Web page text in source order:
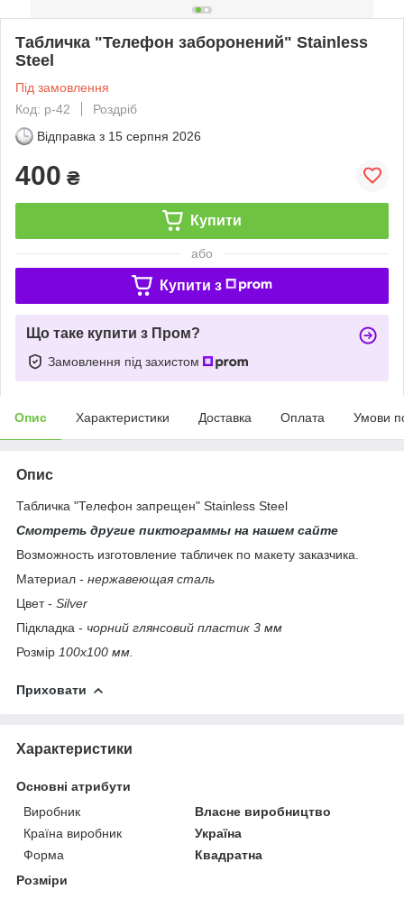
Табличка "Телефон заборонений" Stainless
Steel
Під замовлення
Код: p-42
Роздріб
Відправка з 15 серпня 2026
400 ₴
Купити
або
Купити з
Що таке купити з Пром?
Замовлення під захистом
Опис Характеристики Доставка Оплата Умови
Опис
Табличка "Телефон запрещен" Stainless Steel
Смотреть другие пиктограммы на нашем сайте
Возможность изготовление табличек по макету заказчика.
Материал - нержавеющая сталь
Цвет - Silver
Підкладка - чорний глянсовий пластик 3 мм
Розмір 100х100 мм.
Приховати
Характеристики
Основні атрибути
Виробник
Власне виробництво
Країна виробник
Україна
Форма
Квадратна
Розміри